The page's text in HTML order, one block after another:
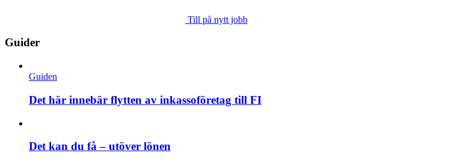
Till på nytt jobb
Guider
Guiden
Det här innebär flytten av inkassoföretag till FI
Det kan du få – utöver lönen